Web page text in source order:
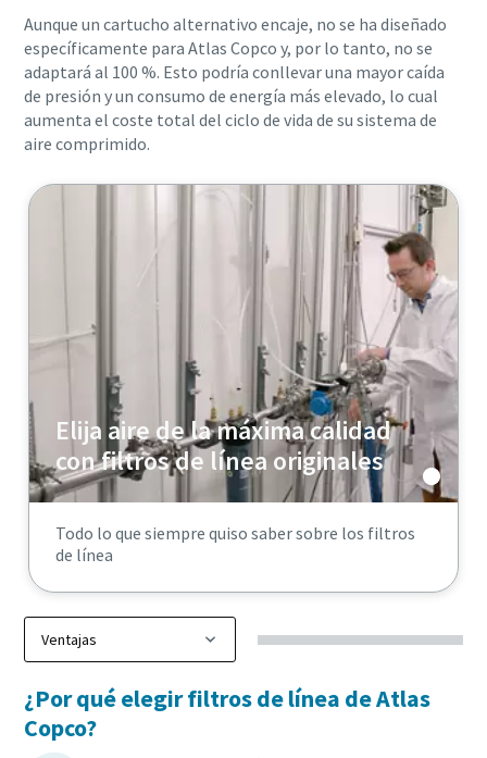
Descubra cómo puede crear un proceso de transporte
neumático más eficiente.
Obtenga más información
Aunque un cartucho alternativo encaje, no se ha diseñado
específicamente para Atlas Copco y, por lo tanto, no se
adaptará al 100 %. Esto podría conllevar una mayor caída
de presión y un consumo de energía más elevado, lo cual
aumenta el coste total del ciclo de vida de su sistema de
aire comprimido.
Todo lo que siempre quiso saber sobre los filtros
de línea
Elija aire de la máxima calidad
con filtros de línea originales
¿Por qué elegir filtros de línea de Atlas
Copco?